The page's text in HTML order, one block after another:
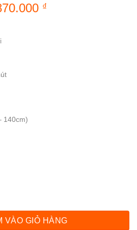
₫.
₫
140cm)
RB CY-GY (Xám đậm) số lượng
VÀO GIỎ HÀNG